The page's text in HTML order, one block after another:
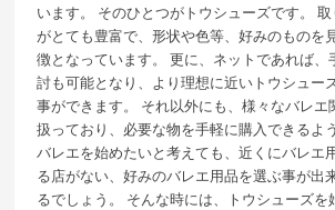
います。 そのひとつがトウシューズです。
がとても豊富で、形状や色等、好みのものを
徴となっています。 更に、ネットであれば、
討も可能となり、より理想に近いトウシュー
事ができます。 それ以外にも、様々なバレエ
扱っており、必要な物を手軽に購入できるよ
バレエを始めたいと考えても、近くにバレエ
る店がない、好みのバレエ用品を選ぶ事が出
るでしょう。 そんな時には、トウシューズを